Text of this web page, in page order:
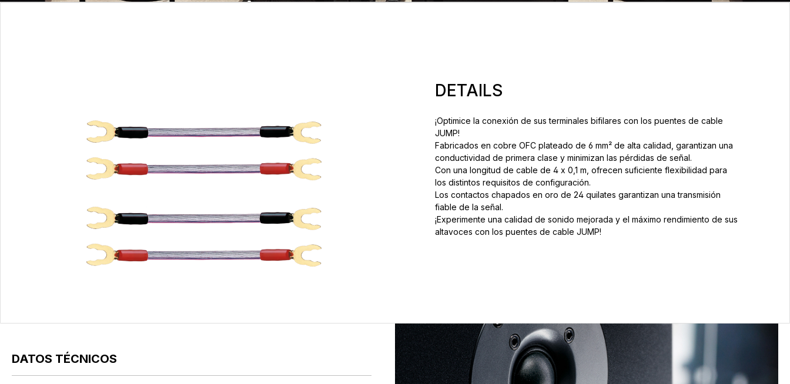
DETAILS
¡Optimice la conexión de sus terminales bifilares con los puentes de cable
JUMP!
Fabricados en cobre OFC plateado de 6 mm² de alta calidad, garantizan una
conductividad de primera clase y minimizan las pérdidas de señal.
Con una longitud de cable de 4 x 0,1 m, ofrecen suficiente flexibilidad para
los distintos requisitos de configuración.
Los contactos chapados en oro de 24 quilates garantizan una transmisión
fiable de la señal.
¡Experimente una calidad de sonido mejorada y el máximo rendimiento de sus
altavoces con los puentes de cable JUMP!
DATOS TÉCNICOS